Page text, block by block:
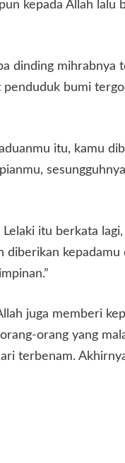
kepada Allah lalu
dinding mihrabnya
bumi
itu, kamu
itu berkata
juga memberi
orang yang
terbenam.